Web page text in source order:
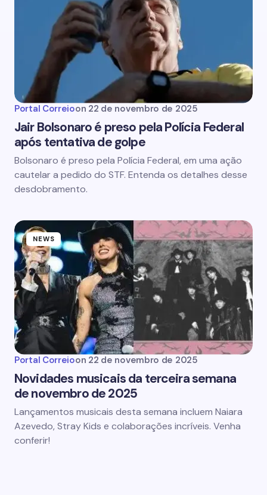
Portal Correioon 22 de novembro de 2025
Jair Bolsonaro é preso pela Polícia Federal
após tentativa de golpe
Bolsonaro é preso pela Polícia Federal, em uma ação
cautelar a pedido do STF. Entenda os detalhes desse
desdobramento.
NEWS
Portal Correioon 22 de novembro de 2025
Novidades musicais da terceira semana
de novembro de 2025
Lançamentos musicais desta semana incluem Naiara
Azevedo, Stray Kids e colaborações incríveis. Venha
conferir!